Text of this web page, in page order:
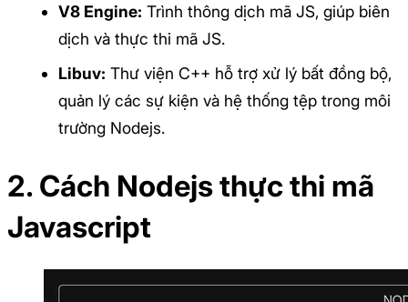
V8 Engine: Trình thông dịch mã JS, giúp biên
dịch và thực thi mã JS.
Libuv: Thư viện C++ hỗ trợ xử lý bất đồng bộ,
quản lý các sự kiện và hệ thống tệp trong môi
trường Nodejs.
2. Cách Nodejs thực thi mã
Javascript